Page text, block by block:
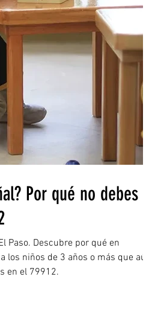
Por qué no debes
Paso. Descubre por qué en
niños de 3 años o más que aún
en el 79912.